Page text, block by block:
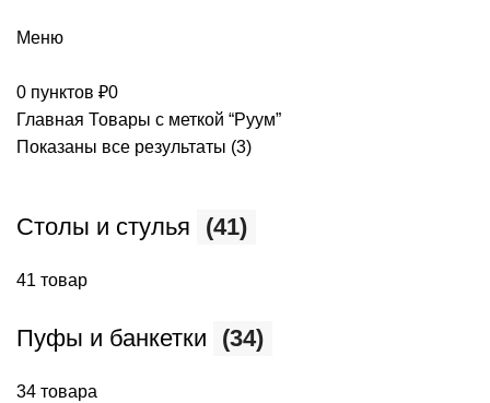
Меню
0 пунктов ₽0
Главная Товары с меткой “Руум”
Показаны все результаты (3)
Столы и стулья (41)
41 товар
Пуфы и банкетки (34)
34 товара